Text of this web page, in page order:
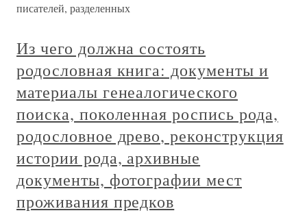
писателей, разделенных
Из чего должна состоять
родословная книга: документы и
материалы генеалогического
поиска, поколенная роспись рода,
родословное древо, реконструкция
истории рода, архивные
документы, фотографии мест
проживания предков